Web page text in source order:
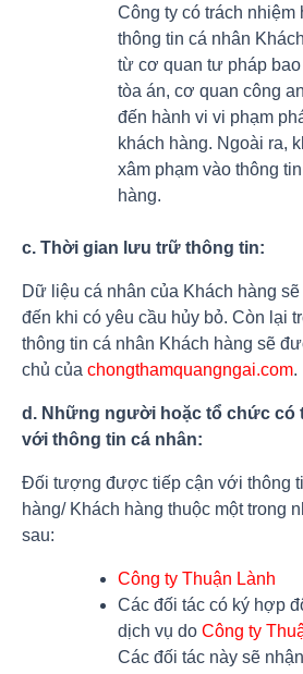
Công ty có trách nhiệm
thông tin cá nhân
từ cơ quan tư pháp
tòa án, cơ quan công
đến hành vi vi phạm
khách hàng. Ngoài ra,
xâm phạm vào thông
hàng.
c. Thời gian lưu trữ thông tin:
Dữ liệu cá nhân của Khách hàng
đến khi có yêu cầu hủy bỏ. Còn lại
thông tin cá nhân Khách hàng sẽ
chủ của chongthamquangngai.com.
d. Những người hoặc tổ chức có
với thông tin cá nhân:
Đối tượng được tiếp cận với thông
hàng/ Khách hàng thuộc một trong
sau:
Công ty Thuận Lành
Các đối tác có ký hợp
dịch vụ do Công ty
Các đối tác này sẽ